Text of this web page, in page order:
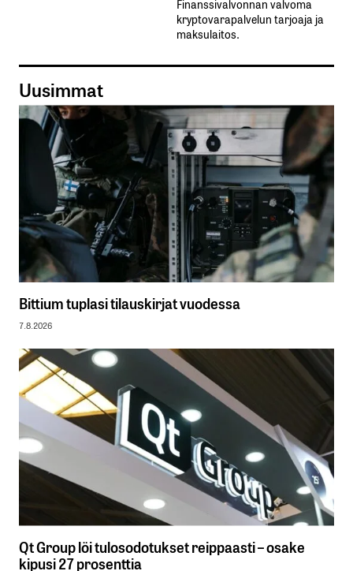
Finanssivalvonnan valvoma
kryptovarapalvelun tarjoaja ja
maksulaitos.
Uusimmat
Bittium tuplasi tilauskirjat vuodessa
7.8.2026
Qt Group löi tulosodotukset reippaasti – osake
kipusi 27 prosenttia